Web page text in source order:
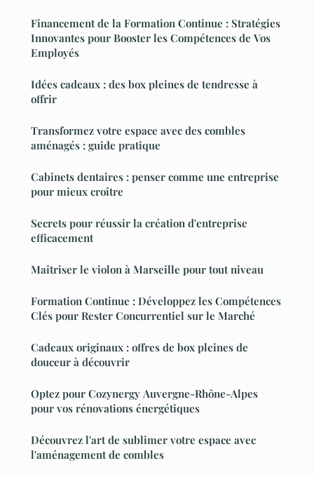
Financement de la Formation Continue : Stratégies
Innovantes pour Booster les Compétences de Vos
Employés
Idées cadeaux : des box pleines de tendresse à
offrir
Transformez votre espace avec des combles
aménagés : guide pratique
Cabinets dentaires : penser comme une entreprise
pour mieux croître
Secrets pour réussir la création d'entreprise
efficacement
Maîtriser le violon à Marseille pour tout niveau
Formation Continue : Développez les Compétences
Clés pour Rester Concurrentiel sur le Marché
Cadeaux originaux : offres de box pleines de
douceur à découvrir
Optez pour Cozynergy Auvergne-Rhône-Alpes
pour vos rénovations énergétiques
Découvrez l'art de sublimer votre espace avec
l'aménagement de combles